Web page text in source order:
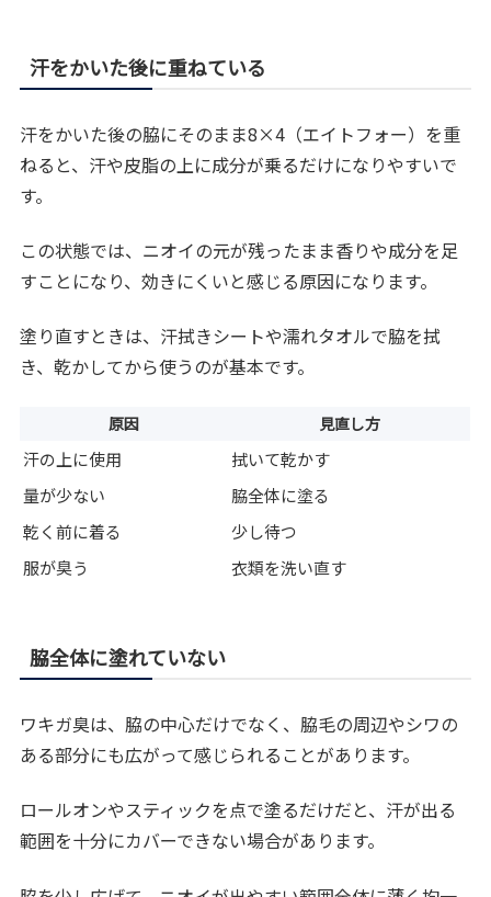
汗をかいた後に重ねている
汗をかいた後の脇にそのまま8×4（エイトフォー）を重
ねると、汗や皮脂の上に成分が乗るだけになりやすいで
す。
この状態では、ニオイの元が残ったまま香りや成分を足
すことになり、効きにくいと感じる原因になります。
塗り直すときは、汗拭きシートや濡れタオルで脇を拭
き、乾かしてから使うのが基本です。
原因 見直し方
汗の上に使用
拭いて乾かす
量が少ない
脇全体に塗る
乾く前に着る
少し待つ
服が臭う
衣類を洗い直す
脇全体に塗れていない
ワキガ臭は、脇の中心だけでなく、脇毛の周辺やシワの
ある部分にも広がって感じられることがあります。
ロールオンやスティックを点で塗るだけだと、汗が出る
範囲を十分にカバーできない場合があります。